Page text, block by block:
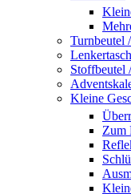
Turnbeutel
Stoffbeutel
Kleine
Zum